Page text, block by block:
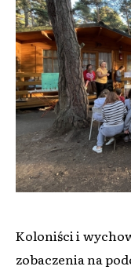
Koloniści i
zobaczenia na